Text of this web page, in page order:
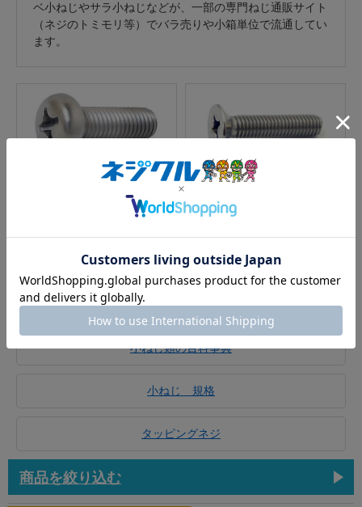
ベ小ねじやサラ小ねじなどが、一部の専門ねじ通販サイト
（ネジのトミモリ等）でバラ売りや小箱単位で流通してい
ます。
十字穴付（＋）ナベ小ねじ（全ね
十字穴付（＋）皿小ねじ（全ねじ
十字穴付（＋）Ａナベタッピング
小ねじ類の百科事典
小ねじ 規格
タッピングネジ
商品を絞り込む